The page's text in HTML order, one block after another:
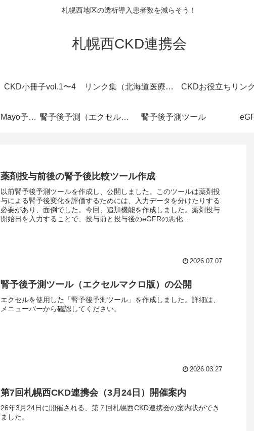
札幌西地区の透析導入患者数を減らそう！
札幌西CKD連携会
CKD小冊子vol.1〜4 リンク集（北海道医療センター） CKDお役立ちリンク
PKD腎容積・Mayo予後分類ツール 腎予後予測（エクセルマクロ版） 腎予後予測ツール
薬剤投与前後の腎予後比較ツール作成
以前腎予後予測ツールを作成し、公開しました。このツールは薬剤投
与による腎予後変化を評価するためには、入力データを分けたりする
必要があり、面倒でした。今回、追加機能を作成しました。薬剤投与
開始日を入力することで、投与前と投与後のeGFRの悪化...
2026.07.07
腎予後予測ツール（エクセルマクロ版）の公開
エクセルを使用した「腎予後予測ツール」を作成しました。詳細は、
メニューバーから確認してください。
2026.03.27
第7回札幌西CKD連携会（3月24日）開催案内
26年3月24日に開催される、第７回札幌西CKD連携会の案内状ができ
ました。